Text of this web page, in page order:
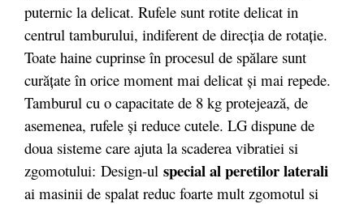
puternic la delicat. Rufele sunt rotite delicat in
centrul tamburului, indiferent de direcția de rotație.
Toate haine cuprinse în procesul de spălare sunt
curățate în orice moment mai delicat și mai repede.
Tamburul cu o capacitate de 8 kg protejează, de
asemenea, rufele și reduce cutele. LG dispune de
doua sisteme care ajuta la scaderea vibratiei si
zgomotului: Design-ul special al peretilor laterali
ai masinii de spalat reduc foarte mult zgomotul si